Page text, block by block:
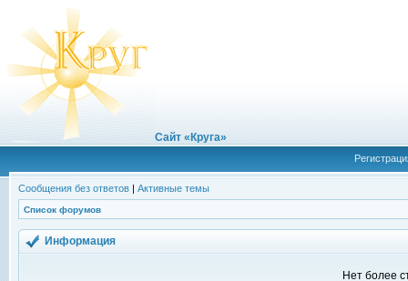
Сайт «Круга»
Сообщения без ответов | Активные темы
Список форумов
Информация
Нет более